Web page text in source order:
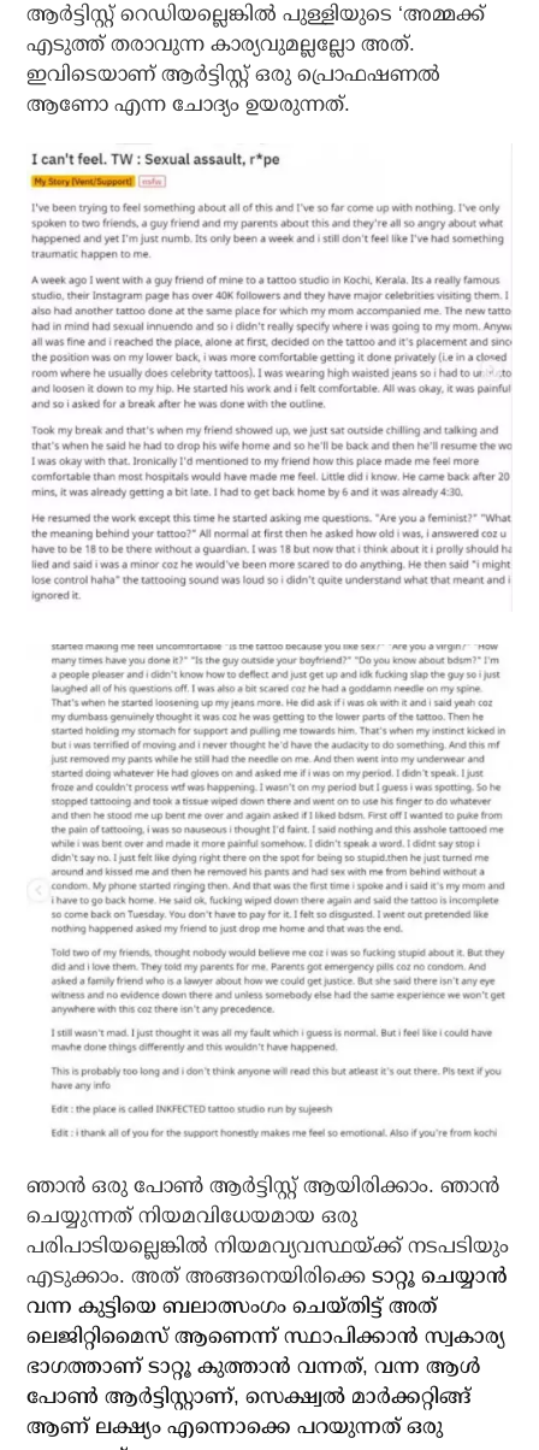
ആര്‍ട്ടിസ്റ്റ് റെഡിയല്ലെങ്കില്‍ പുള്ളിയുടെ ‘അമ്മക്ക്
എടുത്ത് തരാവുന്ന കാര്യവുമല്ലല്ലോ അത്.
ഇവിടെയാണ് ആര്‍ട്ടിസ്റ്റ് ഒരു പ്രൊഫഷണല്‍
ആണോ എന്ന ചോദ്യം ഉയരുന്നത്.
ഞാന്‍ ഒരു പോണ്‍ ആര്‍ട്ടിസ്റ്റ് ആയിരിക്കാം. ഞാന്‍
ചെയ്യുന്നത് നിയമവിധേയമായ ഒരു
പരിപാടിയല്ലെങ്കില്‍ നിയമവ്യവസ്ഥയ്ക്ക് നടപടിയും
എടുക്കാം. അത് അങ്ങനെയിരിക്കെടാറ്റൂ ചെയ്യാന്‍
വന്ന കുട്ടിയെ ബലാത്സംഗം ചെയ്തിട്ട് അത്
ലെജിറ്റിമൈസ് ആണെന്ന് സ്ഥാപിക്കാന്‍ സ്വകാര്യ
ഭാഗത്താണ് ടാറ്റൂ കുത്താന്‍ വന്നത്, വന്ന ആള്‍
പോണ്‍ ആര്‍ട്ടിസ്റ്റാണ്, സെക്ഷ്വല്‍ മാര്‍ക്കറ്റിങ്ങ്
ആണ് ലക്ഷ്യം എന്നൊക്കെ പറയുന്നത് ഒരു